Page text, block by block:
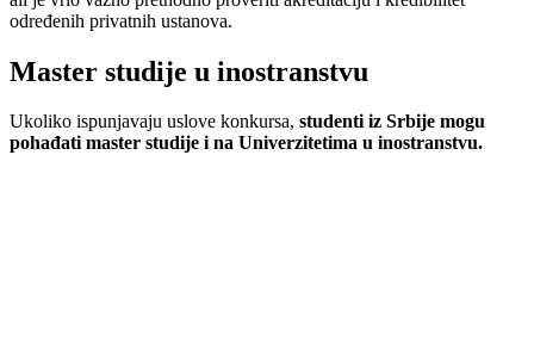
određenih privatnih ustanova.
Master studije u inostranstvu
Ukoliko ispunjavaju uslove konkursa, studenti iz Srbije mogu
pohađati master studije i na Univerzitetima u inostranstvu.